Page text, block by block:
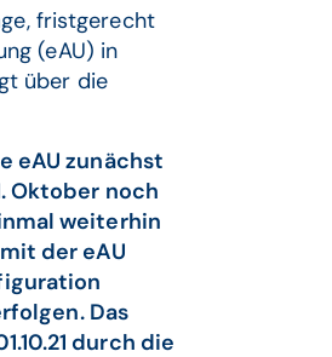
fristgerecht
(eAU) in
über die
eAU zunächst
Oktober noch
weiterhin
der eAU
Das
durch die